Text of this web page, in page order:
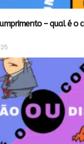
– qual é o